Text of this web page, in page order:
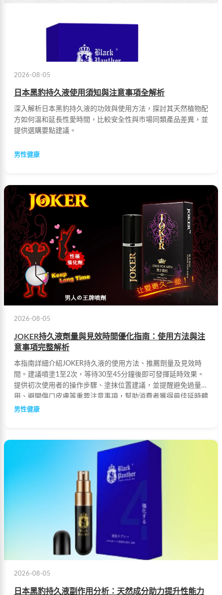
2026-08-05
日本黑豹持久液使用須知與注意事項全解析
深入解析日本黑豹持久液的功效與使用方法，探討其天然植物配
方如何溫和延長性愛時間，比較安全性與市場同類產品差異，並
提供選購要點建議。
男性健康
2026-08-05
JOKER持久液劑量與見效時間優化指南：使用方法與注
意事項完整解析
本指南詳細介紹JOKER持久液的使用方法、推薦劑量及見效時
間。建議噴塗1至2次，等待30至45分鐘後即可發揮延時效果。
提供初次使用者的操作步驟、塗抹位置建議，並提醒避免過量使
用、避開傷口皮膚等重要注意事項，幫助消費者獲得最佳延時體
驗。
男性健康
2026-08-05
日本黑豹持久液副作用分析：天然成分助力提升性能力